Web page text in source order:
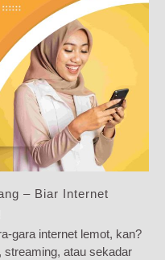
– Biar Internet
gara internet lemot, kan?
streaming, atau sekadar